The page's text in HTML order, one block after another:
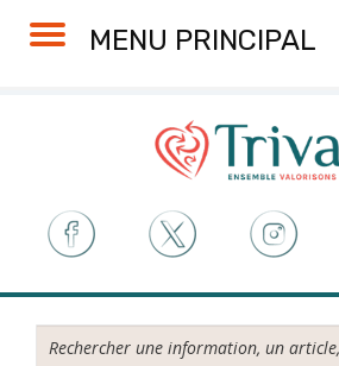
MENU PRINCIPAL
Rechercher...